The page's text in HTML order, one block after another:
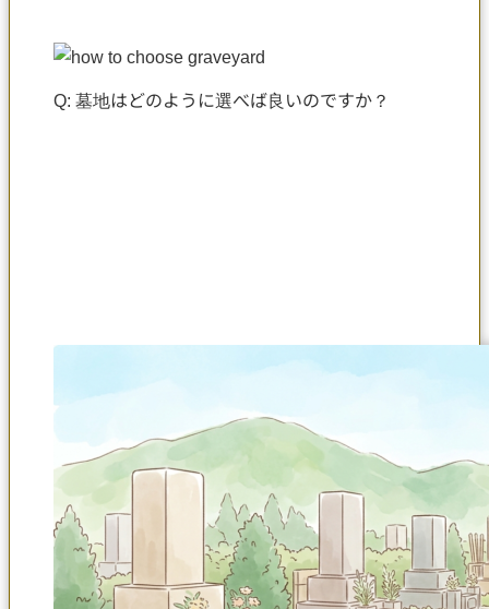
Q: 墓地はどのように選べば良いのですか？